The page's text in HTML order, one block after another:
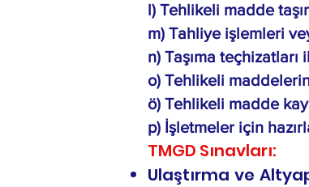
l) Tehlikeli madde
m) Tahliye işlemleri
n) Taşıma
o) Tehlikeli
ö) Tehlikeli madde
p) İşletmeler için
TMGD Sınavları:
Ulaştırma ve